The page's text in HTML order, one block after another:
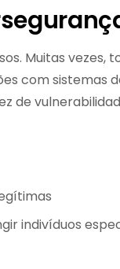
Muitas
com sistemas
de
indivíduos